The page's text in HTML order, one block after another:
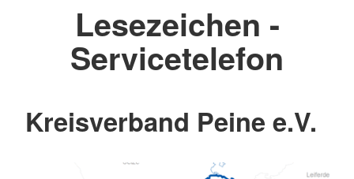
Lesezeichen -
Servicetelefon
Kreisverband Peine e.V.